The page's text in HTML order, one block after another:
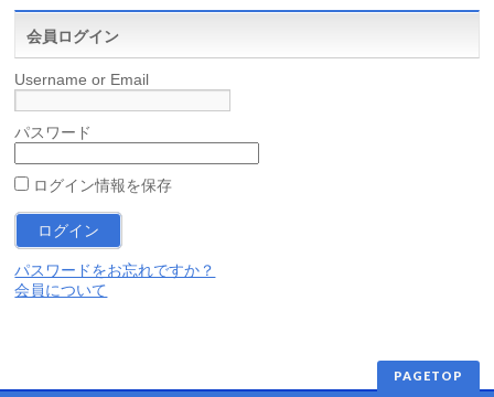
会員ログイン
Username or Email
パスワード
ログイン情報を保存
パスワードをお忘れですか？
会員について
PAGETOP